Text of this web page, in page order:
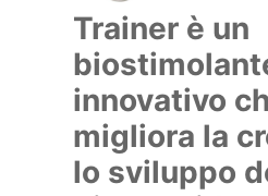
Trainer è un
innovativo
migliora la
lo sviluppo